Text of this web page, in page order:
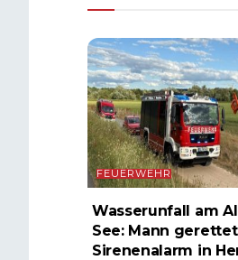
FEUERWEHR
Wasserunfall am
See: Mann
Sirenenalarm in